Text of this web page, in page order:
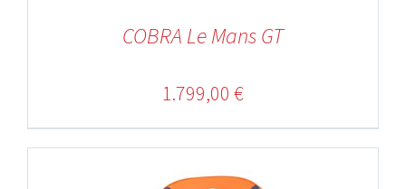
COBRA Le Mans GT
1.799,00 €